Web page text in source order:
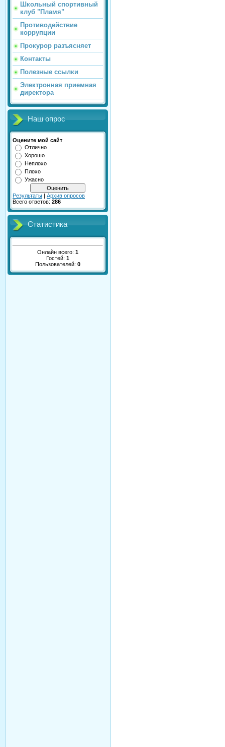
Школьный спортивный
клуб "Пламя"
Противодействие
коррупции
Прокурор разъясняет
Контакты
Полезные ссылки
Электронная приемная
директора
Наш опрос
Оцените мой сайт
Отлично
Хорошо
Неплохо
Плохо
Ужасно
Результаты | Архив опросов
Всего ответов: 286
Статистика
Онлайн всего: 1
Гостей: 1
Пользователей: 0